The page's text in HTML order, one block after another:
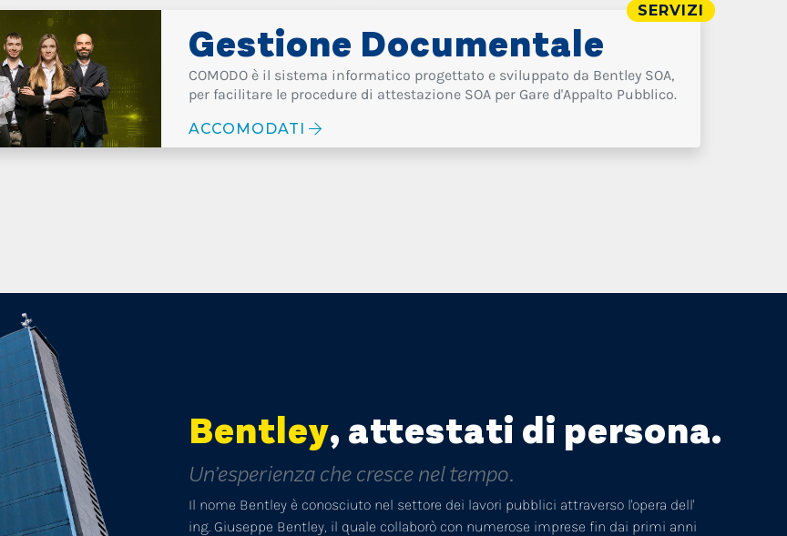
SERVIZI
Gestione Documentale
COMODO è il sistema informatico progettato e sviluppato da Bentley SOA,
per facilitare le procedure di attestazione SOA per Gare d'Appalto Pubblico.
ACCOMODATI
Bentley, attestati di persona.
Un’esperienza che cresce nel tempo.
Il nome Bentley è conosciuto nel settore dei lavori pubblici attraverso l'opera dell'
ing. Giuseppe Bentley, il quale collaborò con numerose imprese fin dai primi anni